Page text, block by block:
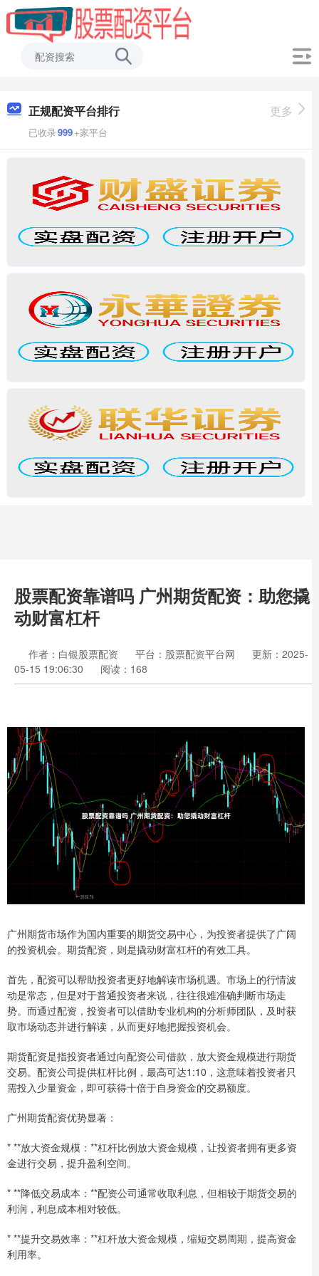
正规配资平台排行
已收录999+家平台
更多
股票配资靠谱吗 广州期货配资：助您撬
动财富杠杆
作者：白银股票配资 平台：股票配资平台网
更新：2025-
05-15 19:06:30
阅读：168
广州期货市场作为国内重要的期货交易中心，为投资者提供了广阔
的投资机会。期货配资，则是撬动财富杠杆的有效工具。
首先，配资可以帮助投资者更好地解读市场机遇。市场上的行情波
动是常态，但是对于普通投资者来说，往往很难准确判断市场走
势。而通过配资，投资者可以借助专业机构的分析师团队，及时获
取市场动态并进行解读，从而更好地把握投资机会。
期货配资是指投资者通过向配资公司借款，放大资金规模进行期货
交易。配资公司提供杠杆比例，最高可达1:10，这意味着投资者只
需投入少量资金，即可获得十倍于自身资金的交易额度。
广州期货配资优势显著：
* **放大资金规模：**杠杆比例放大资金规模，让投资者拥有更多资
金进行交易，提升盈利空间。
* **降低交易成本：**配资公司通常收取利息，但相较于期货交易的
利润，利息成本相对较低。
* **提升交易效率：**杠杆放大资金规模，缩短交易周期，提高资金
利用率。